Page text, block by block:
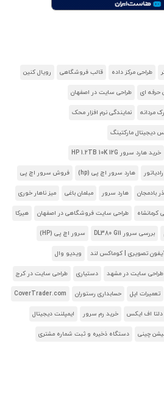
طراحی مرکز داده قالب فروشگاهی رویال کنین
ای طراحی سایت در اصفهان
مردانه نمایندگی نرم افزار محک
دیجیتال مارکتینگ
خرید هارد سرور HP 1.2TB 10K 12G
هارد سرور اچ پی (hp) فروش سرور اچ پی
بادمجان هارد سرور مبلمان باغی میز ناهار خوری
کرمانشاه طراحی سایت فروشگاهی در اصفهان هیرکا
بررسی سرور DL380 G11 سرور اچ پی (HP)
تصویری | کوماکس لند ویدیو وال
طراحی سایت در مشهد دستیاری طراحی سایت در کرج
تعمیرات اپل حسابداری رستوران CoverTrader.com
دلتا اف ایکس خرید رم سرور ایمپلنت دیجیتال
چینی دستگاه ذخیره و ثبت شماره مشتری